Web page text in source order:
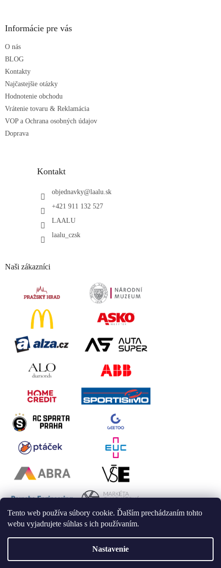
Tento web používa súbory cookie. Ďalším prechádzaním tohto
webu vyjadrujete súhlas s ich používaním.
Nastavenie
Informácie pre vás
O nás
BLOG
Kontakty
Najčastejšie otázky
Hodnotenie obchodu
Vrátenie tovaru & Reklamácia
VOP a Ochrana osobných údajov
Doprava
Kontakt
objednavky@laalu.sk
+421 911 132 527
LAALU
laalu_czsk
Naši zákazníci
Vytvoril Shoptet